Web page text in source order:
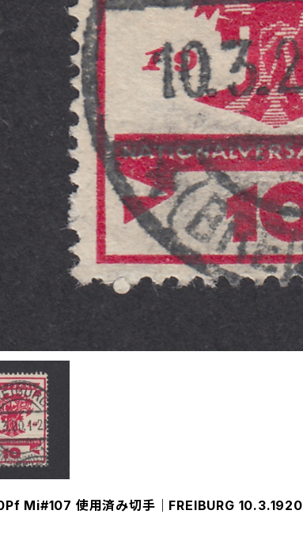
Mi#107 使用済み切手｜FREIBURG 10.3.1920